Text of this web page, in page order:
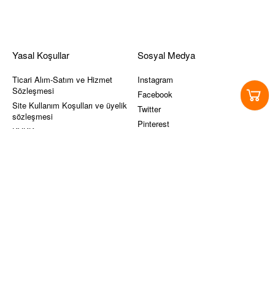
Yasal Koşullar
Ticari Alım-Satım ve Hizmet
Sözleşmesi
Site Kullanım Koşulları ve üyelik
sözleşmesi
KVKK
Sosyal Medya
Instagram
Facebook
Twitter
Pinterest